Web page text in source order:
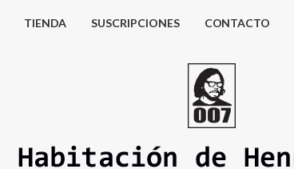
TIENDA SUSCRIPCIONES CONTACTO